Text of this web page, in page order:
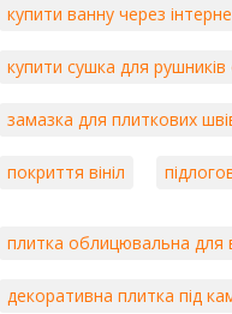
купити ванну через
купити сушка для рушників
замазка для плиткових
покриття вініл
плитка облицювальна для
декоративна плитка під